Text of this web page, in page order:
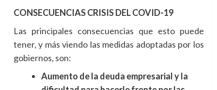
CONSECUENCIAS CRISIS DEL COVID-19
Las principales consecuencias que esto puede
tener, y más viendo las medidas adoptadas por los
gobiernos, son:
Aumento de la deuda empresarial y la